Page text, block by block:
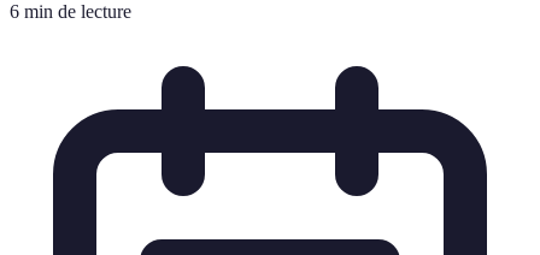
6 min de lecture